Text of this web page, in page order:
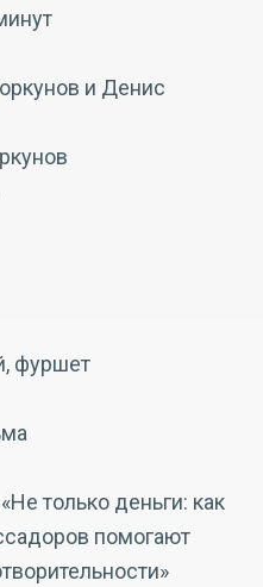
и Денис
фуршет
только деньги: как
помогают